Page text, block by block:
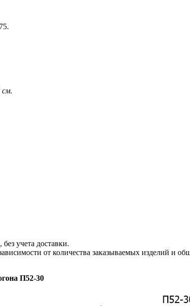
см.
учета доставки.
от количества заказываемых изделий и
П52-30